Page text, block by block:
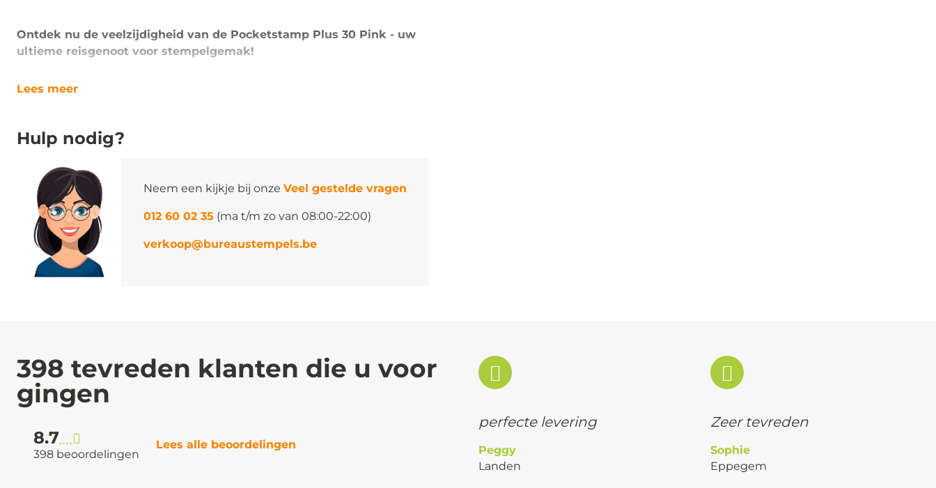
Ontdek nu de veelzijdigheid van de Pocketstamp Plus 30 Pink - uw
ultieme reisgenoot voor stempelgemak!
Lees meer
Hulp nodig?
Neem een kijkje bij onze Veel gestelde vragen
012 60 02 35 (ma t/m zo van 08:00-22:00)
verkoop@bureaustempels.be
398 tevreden klanten die u voor
gingen
8.7
398 beoordelingen
Lees alle beoordelingen
perfecte levering
Peggy
Landen
Zeer tevreden
Sophie
Eppegem